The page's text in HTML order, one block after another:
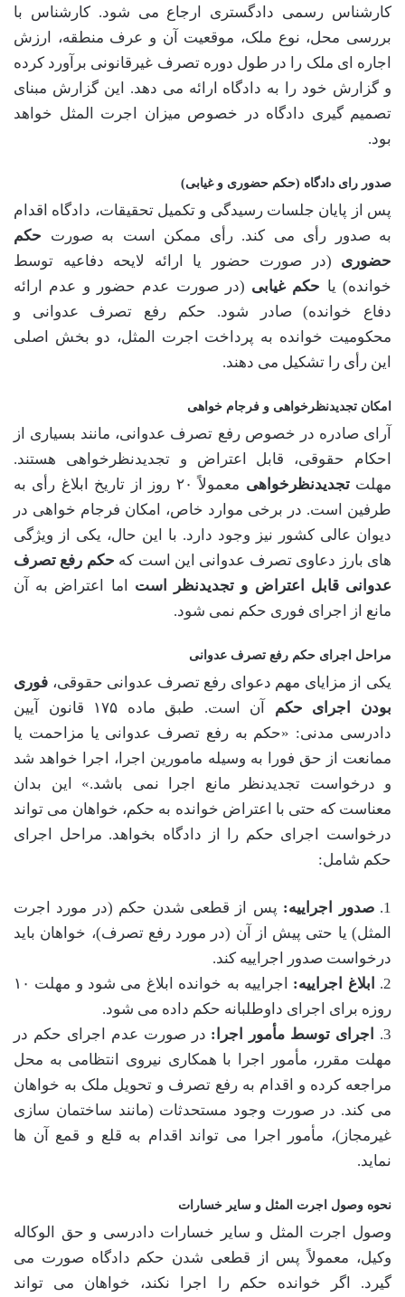
کارشناس رسمی دادگستری ارجاع می شود. کارشناس با
بررسی محل، نوع ملک، موقعیت آن و عرف منطقه، ارزش
اجاره ای ملک را در طول دوره تصرف غیرقانونی برآورد کرده
و گزارش خود را به دادگاه ارائه می دهد. این گزارش مبنای
تصمیم گیری دادگاه در خصوص میزان اجرت المثل خواهد
بود.
صدور رای دادگاه (حکم حضوری و غیابی)
پس از پایان جلسات رسیدگی و تکمیل تحقیقات، دادگاه اقدام
به صدور رأی می کند. رأی ممکن است به صورت حکم
حضوری (در صورت حضور یا ارائه لایحه دفاعیه توسط
خوانده) یا حکم غیابی (در صورت عدم حضور و عدم ارائه
دفاع خوانده) صادر شود. حکم رفع تصرف عدوانی و
محکومیت خوانده به پرداخت اجرت المثل، دو بخش اصلی
این رأی را تشکیل می دهند.
امکان تجدیدنظرخواهی و فرجام خواهی
آرای صادره در خصوص رفع تصرف عدوانی، مانند بسیاری از
احکام حقوقی، قابل اعتراض و تجدیدنظرخواهی هستند.
مهلتتجدیدنظرخواهی
معمولاً ۲۰ روز از تاریخ ابلاغ رأی به
طرفین است. در برخی موارد خاص، امکان فرجام خواهی در
دیوان عالی کشور نیز وجود دارد. با این حال، یکی از ویژگی
های بارز دعاوی تصرف عدوانی این است که حکم رفع تصرف
عدوانی قابل اعتراض و تجدیدنظر است اما اعتراض به آن
مانع از اجرای فوری حکم نمی شود.
مراحل اجرای حکم رفع تصرف عدوانی
یکی از مزایای مهم دعوای رفع تصرف عدوانی حقوقی، فوری
بودن اجرای حکم
آن است. طبق ماده ۱۷۵ قانون آیین
دادرسی مدنی: «حکم به رفع تصرف عدوانی یا مزاحمت یا
ممانعت از حق فورا به وسیله مامورین اجرا، اجرا خواهد شد
و درخواست تجدیدنظر مانع اجرا نمی باشد.» این بدان
معناست که حتی با اعتراض خوانده به حکم، خواهان می تواند
درخواست اجرای حکم را از دادگاه بخواهد. مراحل اجرای
حکم شامل:
1. صدور اجراییه: پس از قطعی شدن حکم (در مورد اجرت
المثل) یا حتی پیش از آن (در مورد رفع تصرف)، خواهان باید
درخواست صدور اجراییه کند.
2.
ابلاغ اجراییه:
اجراییه به خوانده ابلاغ می شود و مهلت ۱۰
روزه برای اجرای داوطلبانه حکم داده می شود.
3.
اجرای توسط مأمور اجرا: در صورت عدم اجرای حکم در
مهلت مقرر، مأمور اجرا با همکاری نیروی انتظامی به محل
مراجعه کرده و اقدام به رفع تصرف و تحویل ملک به خواهان
می کند. در صورت وجود مستحدثات (مانند ساختمان سازی
غیرمجاز)، مأمور اجرا می تواند اقدام به قلع و قمع آن ها
نماید.
نحوه وصول اجرت المثل و سایر خسارات
وصول اجرت المثل و سایر خسارات دادرسی و حق الوکاله
وکیل، معمولاً پس از قطعی شدن حکم دادگاه صورت می
گیرد. اگر خوانده حکم را اجرا نکند، خواهان می تواند